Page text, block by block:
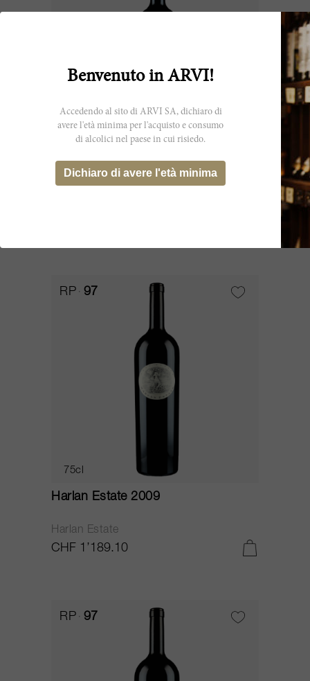
75cl
Harlan Estate 2008
RP 97
75cl
Harlan Estate 2009
Harlan Estate
CHF 1’189.10
RP 97
Benvenuto in ARVI!
Accedendo al sito di ARVI SA, dichiaro di
avere l'età minima per l'acquisto e consumo
di alcolici nel paese in cui risiedo.
Dichiaro di avere l'età minima